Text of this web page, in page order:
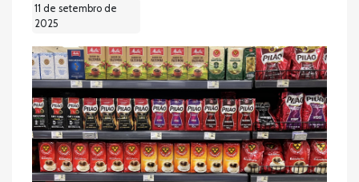
11 de setembro de
2025